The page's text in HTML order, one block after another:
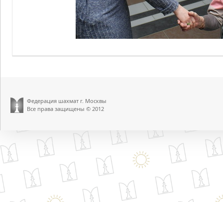
Федерация шахмат г. Москвы
Все права защищены © 2012